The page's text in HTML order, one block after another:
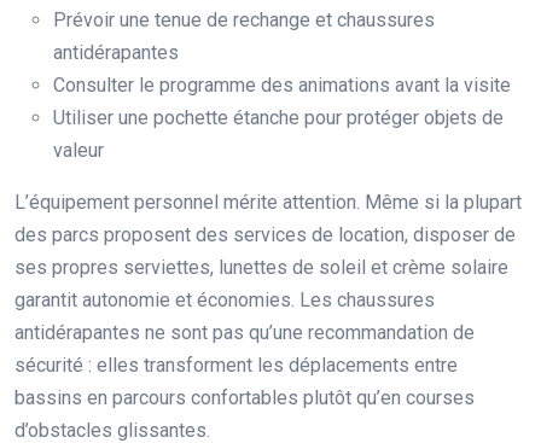
Prévoir une tenue de rechange et chaussures
antidérapantes
Consulter le programme des animations avant la visite
Utiliser une pochette étanche pour protéger objets de
valeur
L’équipement personnel mérite attention. Même si la plupart
des parcs proposent des services de location, disposer de
ses propres serviettes, lunettes de soleil et crème solaire
garantit autonomie et économies. Les chaussures
antidérapantes ne sont pas qu’une recommandation de
sécurité : elles transforment les déplacements entre
bassins en parcours confortables plutôt qu’en courses
d’obstacles glissantes.